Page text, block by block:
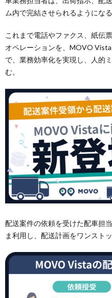
ム内で完結させられるようになる
これまで電話やファクス、紙伝
オペレーションを、MOVO
で、業務効率化を実現し、人的
む。
配送案件の依頼を受けた配車担
ま利用し、配送計画をワンスト